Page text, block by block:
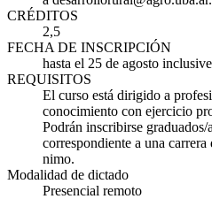
CRÉDITOS
2,5
FECHA DE INSCRIPCIÓN
hasta el 25 de agosto inclusive
REQUISITOS
El curso está dirigido a
conocimiento con ejercicio
Podrán inscribirse
correspondiente a una
nimo.
Modalidad de dictado
Presencial remoto